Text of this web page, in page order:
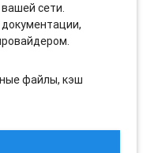
сети.
файлы, кэш